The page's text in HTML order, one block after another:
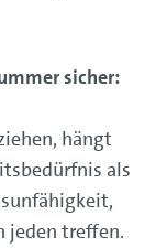
sicher:
hängt
als
jeden treffen.